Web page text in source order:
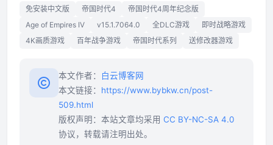
免安装中文版 帝国时代4
帝国时代4周年纪念版
Age of Empires IV
v15.1.7064.0 全DLC游戏
即时战略游戏
4K画质游戏
百年战争游戏 帝国时代系列 送修改器游戏
本文作者：
白云博客网
本文链接： https://www.bybkw.cn/post-
509.html
版权声明：本站文章均采用 CC BY-NC-SA 4.0
协议，转载请注明出处。